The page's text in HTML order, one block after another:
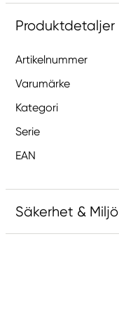
Produktdetaljer
Artikelnummer
Varumärke
Kategori
Serie
EAN
Säkerhet & Miljö